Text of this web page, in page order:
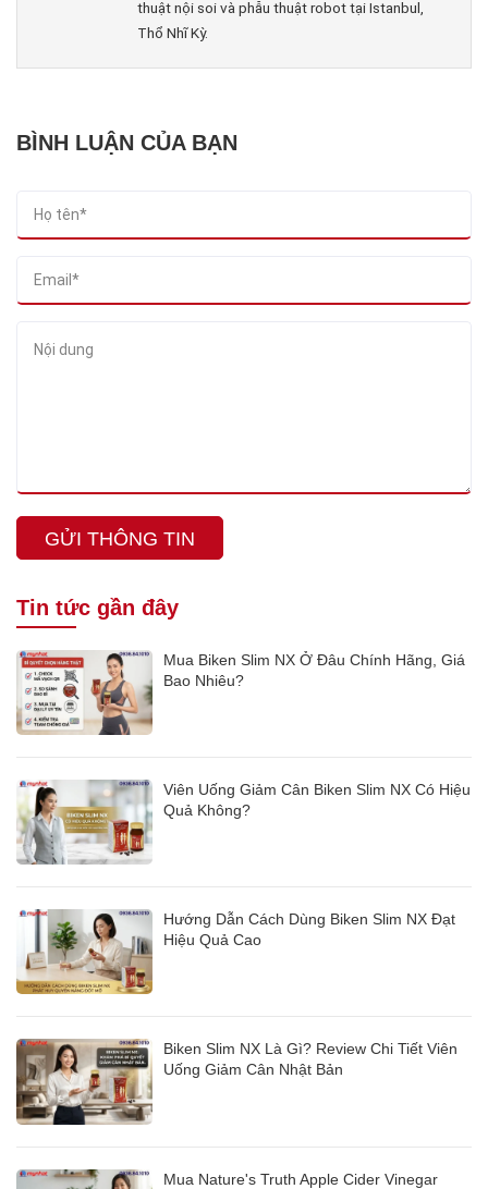
thuật nội soi và phẫu thuật robot tại Istanbul,
Thổ Nhĩ Kỳ.
BÌNH LUẬN CỦA BẠN
GỬI THÔNG TIN
Tin tức gần đây
Mua Biken Slim NX Ở Đâu Chính Hãng, Giá
Bao Nhiêu?
Viên Uống Giảm Cân Biken Slim NX Có Hiệu
Quả Không?
Hướng Dẫn Cách Dùng Biken Slim NX Đạt
Hiệu Quả Cao
Biken Slim NX Là Gì? Review Chi Tiết Viên
Uống Giảm Cân Nhật Bản
Mua Nature's Truth Apple Cider Vinegar